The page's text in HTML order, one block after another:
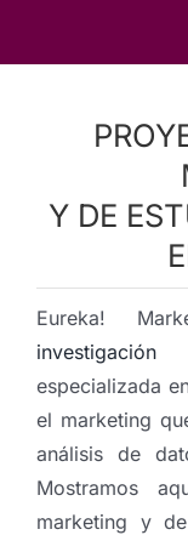
Y DE
Eureka!
especializada
el marketing
análisis de
Mostramos
marketing y